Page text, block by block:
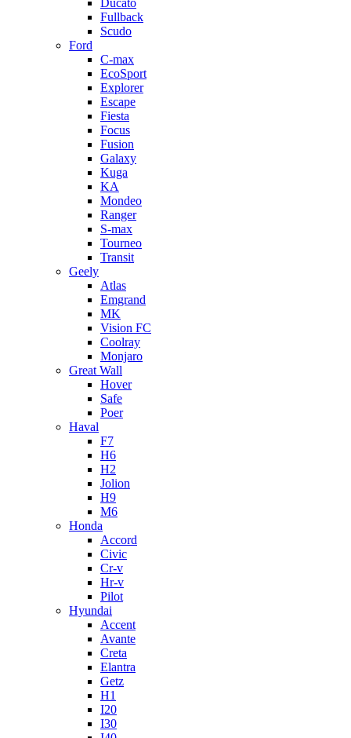
Ducato
Fullback
Scudo
Ford
C-max
EcoSport
Explorer
Escape
Fiesta
Focus
Fusion
Galaxy
Kuga
KA
Mondeo
Ranger
S-max
Tourneo
Transit
Geely
Atlas
Emgrand
MK
Vision FC
Coolray
Monjaro
Great Wall
Hover
Safe
Poer
Haval
F7
H6
H2
Jolion
H9
M6
Honda
Accord
Civic
Cr-v
Hr-v
Pilot
Hyundai
Accent
Avante
Creta
Elantra
Getz
H1
I20
I30